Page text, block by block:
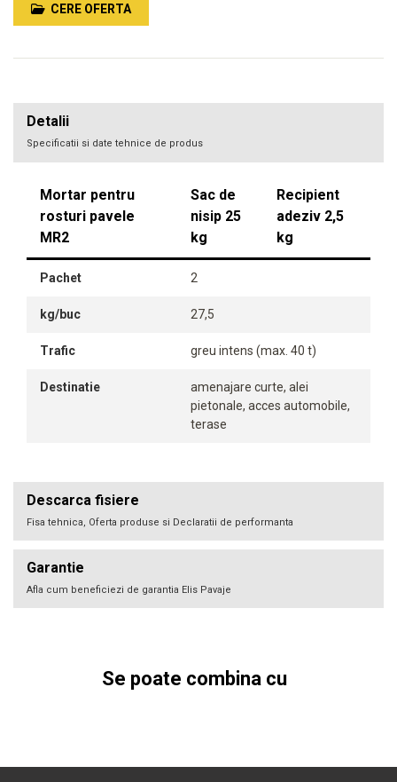
CERE OFERTA
Detalii
Specificatii si date tehnice de produs
Mortar pentru
rosturi pavele
MR2
Sac de
nisip 25
kg
Recipient
adeziv 2,5
kg
Pachet 2
kg/buc 27,5
Trafic greu intens (max. 40 t)
Destinatie
amenajare curte, alei
pietonale, acces automobile,
terase
Descarca fisiere
Fisa tehnica, Oferta produse si Declaratii de performanta
Garantie
Afla cum beneficiezi de garantia Elis Pavaje
Se poate combina cu